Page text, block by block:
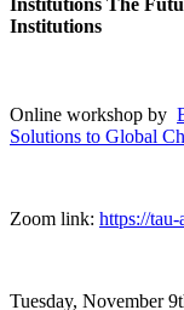
Institutions The
Institutions
Online workshop by
Solutions to Global
Zoom link: https://
Tuesday, November